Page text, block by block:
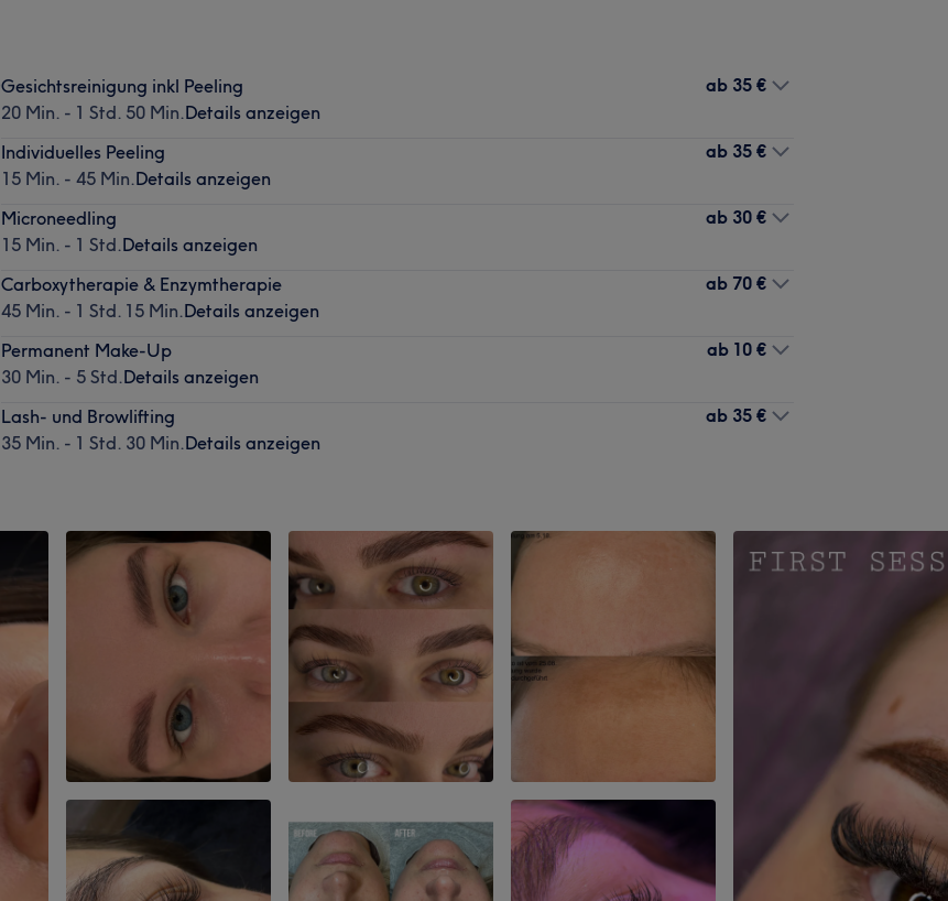
Gesichtsreinigung inkl Peeling
20 Min. - 1 Std. 50 Min.Details anzeigen
ab 35 €
Individuelles Peeling
15 Min. - 45 Min.Details anzeigen
ab 35 €
Microneedling
15 Min. - 1 Std.Details anzeigen
ab 30 €
Carboxytherapie & Enzymtherapie
45 Min. - 1 Std. 15 Min.Details anzeigen
ab 70 €
Permanent Make-Up
30 Min. - 5 Std.Details anzeigen
ab 10 €
Lash- und Browlifting
35 Min. - 1 Std. 30 Min.Details anzeigen
ab 35 €